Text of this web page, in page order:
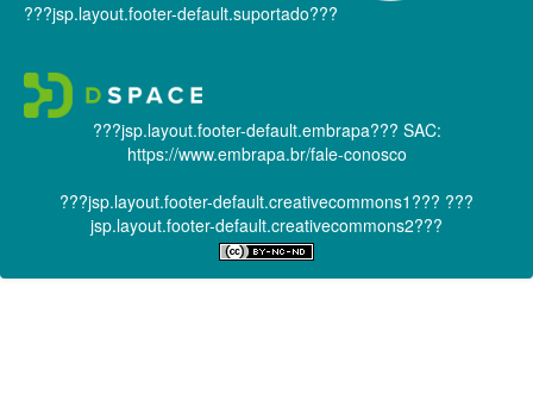
???jsp.layout.footer-default.suportado???
???jsp.layout.footer-default.embrapa??? SAC:
https://www.embrapa.br/fale-conosco
???jsp.layout.footer-default.creativecommons1??? ???
jsp.layout.footer-default.creativecommons2???